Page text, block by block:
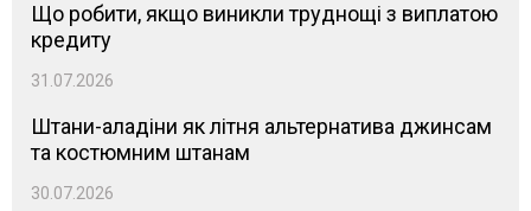
Що робити, якщо виникли труднощі з виплатою
кредиту
31.07.2026
Штани-аладіни як літня альтернатива джинсам
та костюмним штанам
30.07.2026